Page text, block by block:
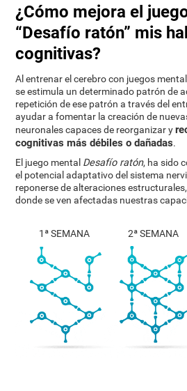
¿Cómo mejora el
“Desafío ratón” mis
cognitivas?
Al entrenar el cerebro con juegos
se estimula un determinado patrón de
repetición de ese patrón a través del
ayudar a fomentar la creación de
neuronales capaces de reorganizar y
cognitivas más débiles o dañadas.
El juego mental Desafío ratón, ha sido
el potencial adaptativo del sistema
reponerse de alteraciones
donde se ven afectadas nuestras
1ª SEMANA 2ª SEMANA